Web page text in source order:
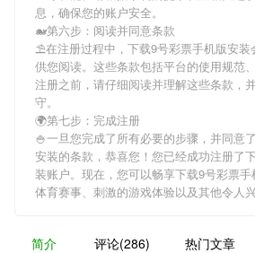
息，确保您的账户安全。
🐋第六步：阅读并同意条款
⛱在注册过程中， 下载9号彩票手机版安装
供您阅读。这些条款包括平台的使用规范
注册之前，请仔细阅读并理解这些条款，
守。
🌍第七步：完成注册
🍚一旦您完成了所有必要的步骤，并同意了
安装的条款，恭喜您！您已经成功注册了
装账户。现在，您可以畅享下载9号彩票手
体育赛事、刺激的游戏体验以及其他令人
简介 评论(286) 热门文章